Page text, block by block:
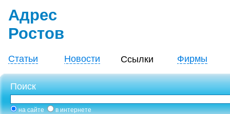
Адрес
Ростов
Статьи Новости Ссылки Фирмы
Поиск
на сайте в интернете